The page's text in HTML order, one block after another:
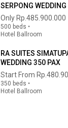
SERPONG
Only Rp.485.900.000
500 beds •
Hotel Ballroom
RA SUITES
WEDDING 350 PAX
Start From
350 beds •
Hotel Ballroom